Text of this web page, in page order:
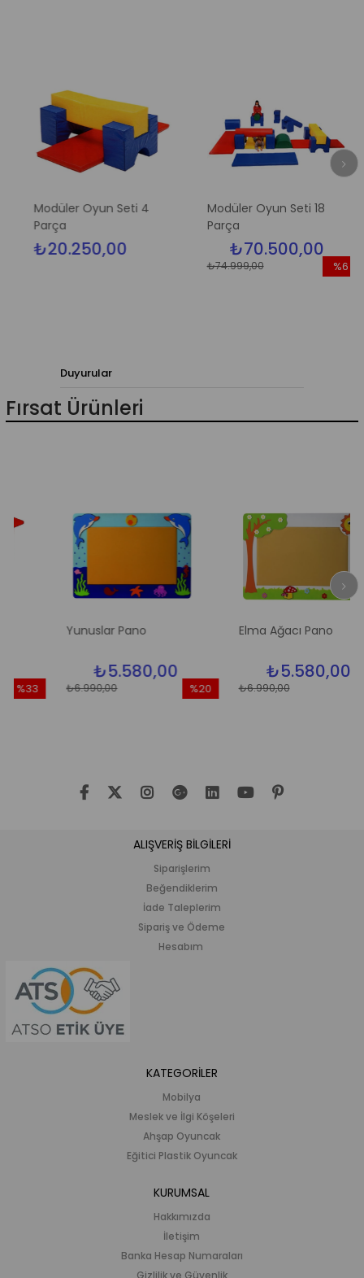
Modüler Oyun Seti 4
Parça
₺20.250,00
Modüler Oyun Seti 18
Parça
₺70.500,00
₺74.999,00
%6
Duyurular
Fırsat Ürünleri
Yunuslar Pano
₺5.580,00
₺6.990,00
Elma Ağacı Pano
₺5.580,00
₺6.990,00
ALIŞVERİŞ BİLGİLERİ
Siparişlerim
Beğendiklerim
İade Taleplerim
Sipariş ve Ödeme
Hesabım
KATEGORİLER
Mobilya
Meslek ve İlgi Köşeleri
Ahşap Oyuncak
Eğitici Plastik Oyuncak
KURUMSAL
Hakkımızda
İletişim
Banka Hesap Numaraları
Gizlilik ve Güvenlik